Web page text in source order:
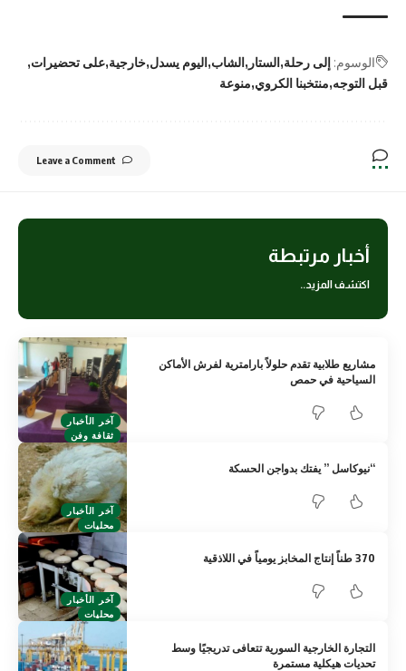
الوسوم: إلى رحلة الستار الشاب اليوم يسدل خارجية على تحضيرات
قبل التوجه منتخبنا الكروي منوعة
Leave a Comment
أخبار مرتبطة
اكتشف المزيد..
آخر الأخبار
ثقافة وفن
مشاريع طلابية تقدم حلولاً بارامترية لفرش الأماكن
السياحية في حمص
آخر الأخبار
محليات
“نيوكاسل ” يفتك بدواجن الحسكة
آخر الأخبار
محليات
370 طناً إنتاج المخابز يومياً في اللاذقية
التجارة الخارجية السورية تتعافى تدريجيًا وسط
تحديات هيكلية مستمرة